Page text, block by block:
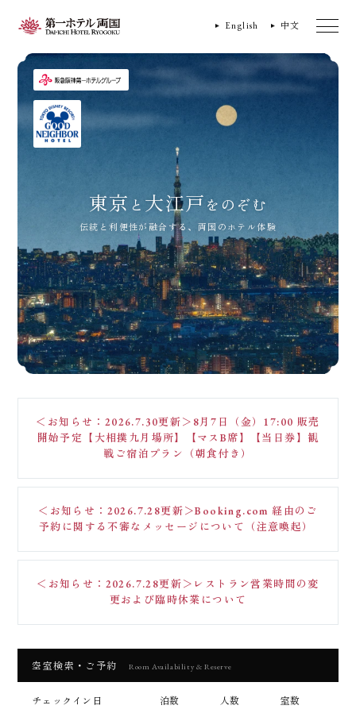
English 中文
東京 と 大江戸 をのぞむ
伝統と利便性が融合する、両国のホテル体験
＜お知らせ：2026.7.30更新＞8月7日（金）17:00 販売
開始予定【大相撲九月場所】【マスB席】【当日券】観
戦ご宿泊プラン（朝食付き）
＜お知らせ：2026.7.28更新＞Booking.com 経由のご
予約に関する不審なメッセージについて（注意喚起）
＜お知らせ：2026.7.28更新＞レストラン営業時間の変
更および臨時休業について
空室検索・ご予約 Room Availability & Reserve
チェックイン日 泊数 人数 室数